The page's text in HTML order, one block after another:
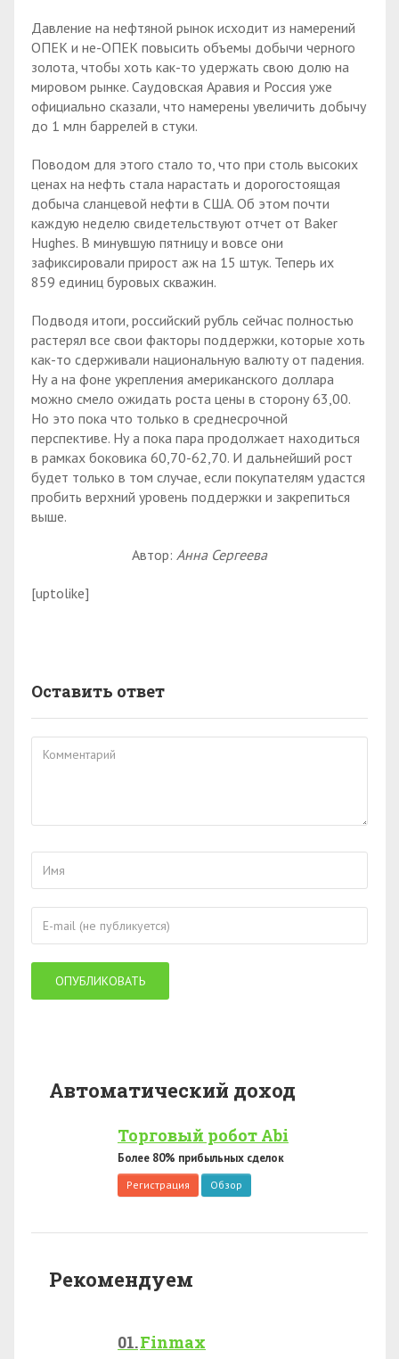
Давление на нефтяной рынок исходит из намерений
ОПЕК и не-ОПЕК повысить объемы добычи черного
золота, чтобы хоть как-то удержать свою долю на
мировом рынке. Саудовская Аравия и Россия уже
официально сказали, что намерены увеличить добычу
до 1 млн баррелей в стуки.
Поводом для этого стало то, что при столь высоких
ценах на нефть стала нарастать и дорогостоящая
добыча сланцевой нефти в США. Об этом почти
каждую неделю свидетельствуют отчет от Baker
Hughes. В минувшую пятницу и вовсе они
зафиксировали прирост аж на 15 штук. Теперь их
859 единиц буровых скважин.
Подводя итоги, российский рубль сейчас полностью
растерял все свои факторы поддержки, которые хоть
как-то сдерживали национальную валюту от падения.
Ну а на фоне укрепления американского доллара
можно смело ожидать роста цены в сторону 63,00.
Но это пока что только в среднесрочной
перспективе. Ну а пока пара продолжает находиться
в рамках боковика 60,70-62,70. И дальнейший рост
будет только в том случае, если покупателям удастся
пробить верхний уровень поддержки и закрепиться
выше.
Автор: Анна Сергеева
[uptolike]
Оставить ответ
Автоматический доход
Торговый робот Abi
Более 80% прибыльных сделок
Регистрация Обзор
Рекомендуем
Finmax